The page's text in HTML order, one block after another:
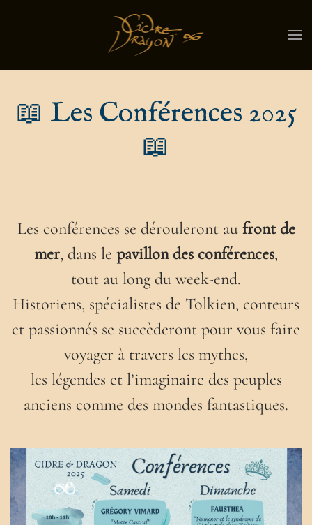
📖 Les Conférences 2025
📖
Les conférences se dérouleront au front de
mer, dans le pavillon des conférences,
tout au long du week-end.
Historiens, spécialistes de Tolkien, conteurs
et passionnés se succèderont pour vous faire
voyager à travers les mythes,
les légendes et l’imaginaire des peuples
anciens comme des mondes fantastiques.